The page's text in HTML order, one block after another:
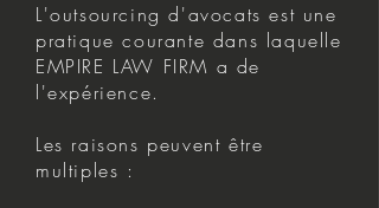
L'outsourcing d'avocats est une
pratique courante dans laquelle
EMPIRE LAW FIRM a de
l'expérience.
Les raisons peuvent être
multiples :